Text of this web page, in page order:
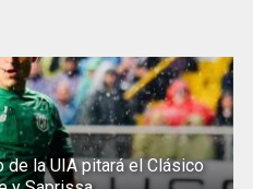
la UIA pitará el Clásico